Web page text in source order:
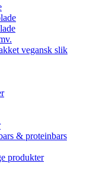
vegansk slik
& proteinbars
produkter